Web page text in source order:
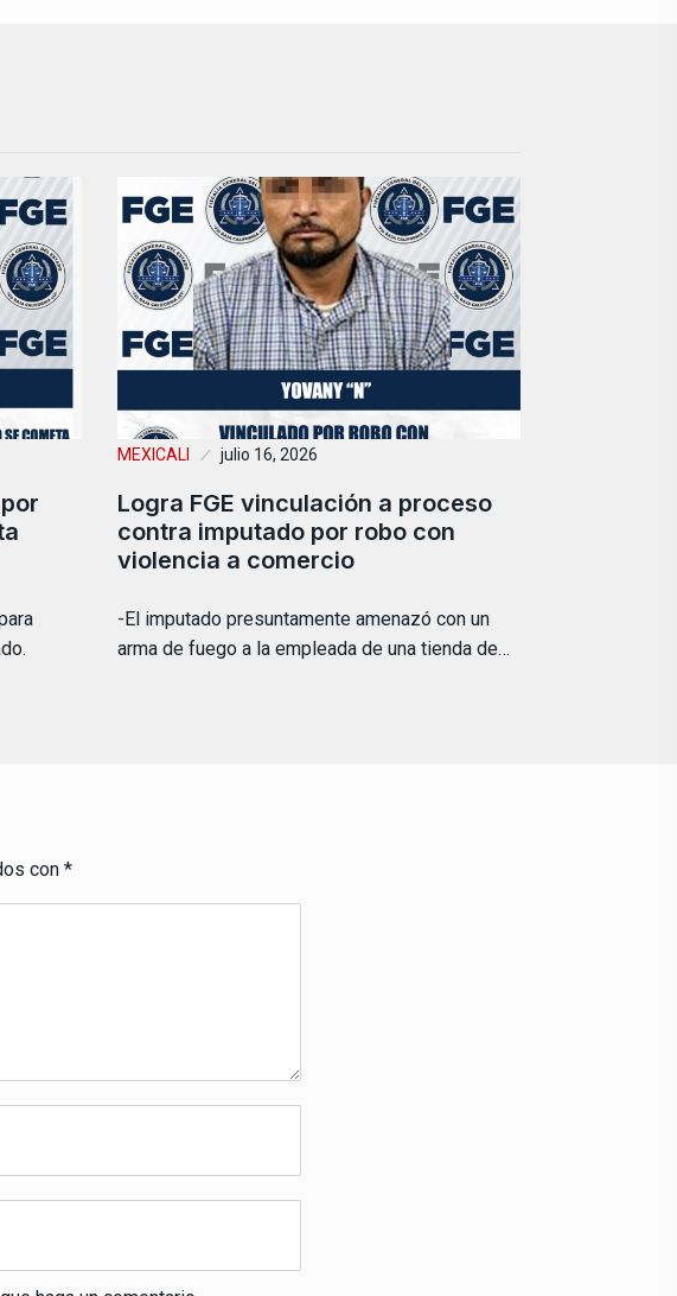
MEXICALI julio 16, 2026
Logra FGE vinculación a proceso
contra imputado por robo con
violencia a comercio
-El imputado presuntamente amenazó con un
arma de fuego a la empleada de una tienda de…
con *